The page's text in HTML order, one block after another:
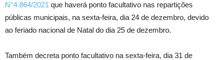
N°4.864/2021 que haverá ponto facultativo nas repartições
públicas municipais, na sexta-feira, dia 24 de dezembro, devido
ao feriado nacional de Natal do dia 25 de dezembro.
Também decreta ponto facultativo na sexta-feira, dia 31 de